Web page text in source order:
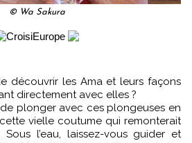
© Wa Sakura
découvrir les Ama et leurs façons
directement avec elles ?
plonger avec ces plongeuses en
vielle coutume qui remonterait
l’eau, laissez-vous guider et